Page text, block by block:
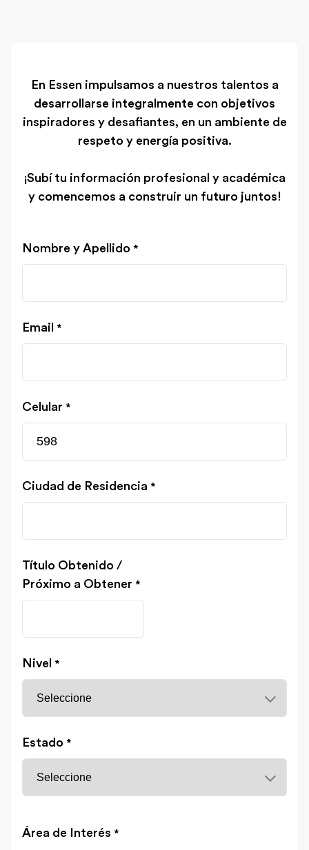
En Essen impulsamos a nuestros talentos a
desarrollarse integralmente con objetivos
inspiradores y desafiantes, en un ambiente de
respeto y energía positiva.
¡Subí tu información profesional y académica
y comencemos a construir un futuro juntos!
Nombre y Apellido *
Email *
Celular *
Ciudad de Residencia *
Título Obtenido /
Próximo a Obtener *
Nivel *
Estado *
Área de Interés *